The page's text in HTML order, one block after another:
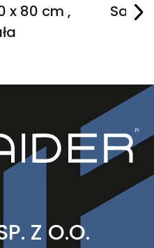
x 80 cm ,
Z O.O.